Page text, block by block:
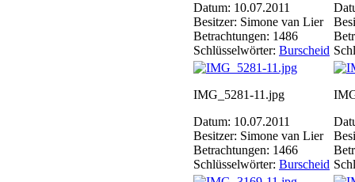
Datum: 10.07.2011
Besitzer: Simone van Lier
Betrachtungen: 1486
Schlüsselwörter: Burscheid
IMG_5281-11.jpg
Datum: 10.07.2011
Besitzer: Simone van Lier
Betrachtungen: 1466
Schlüsselwörter: Burscheid